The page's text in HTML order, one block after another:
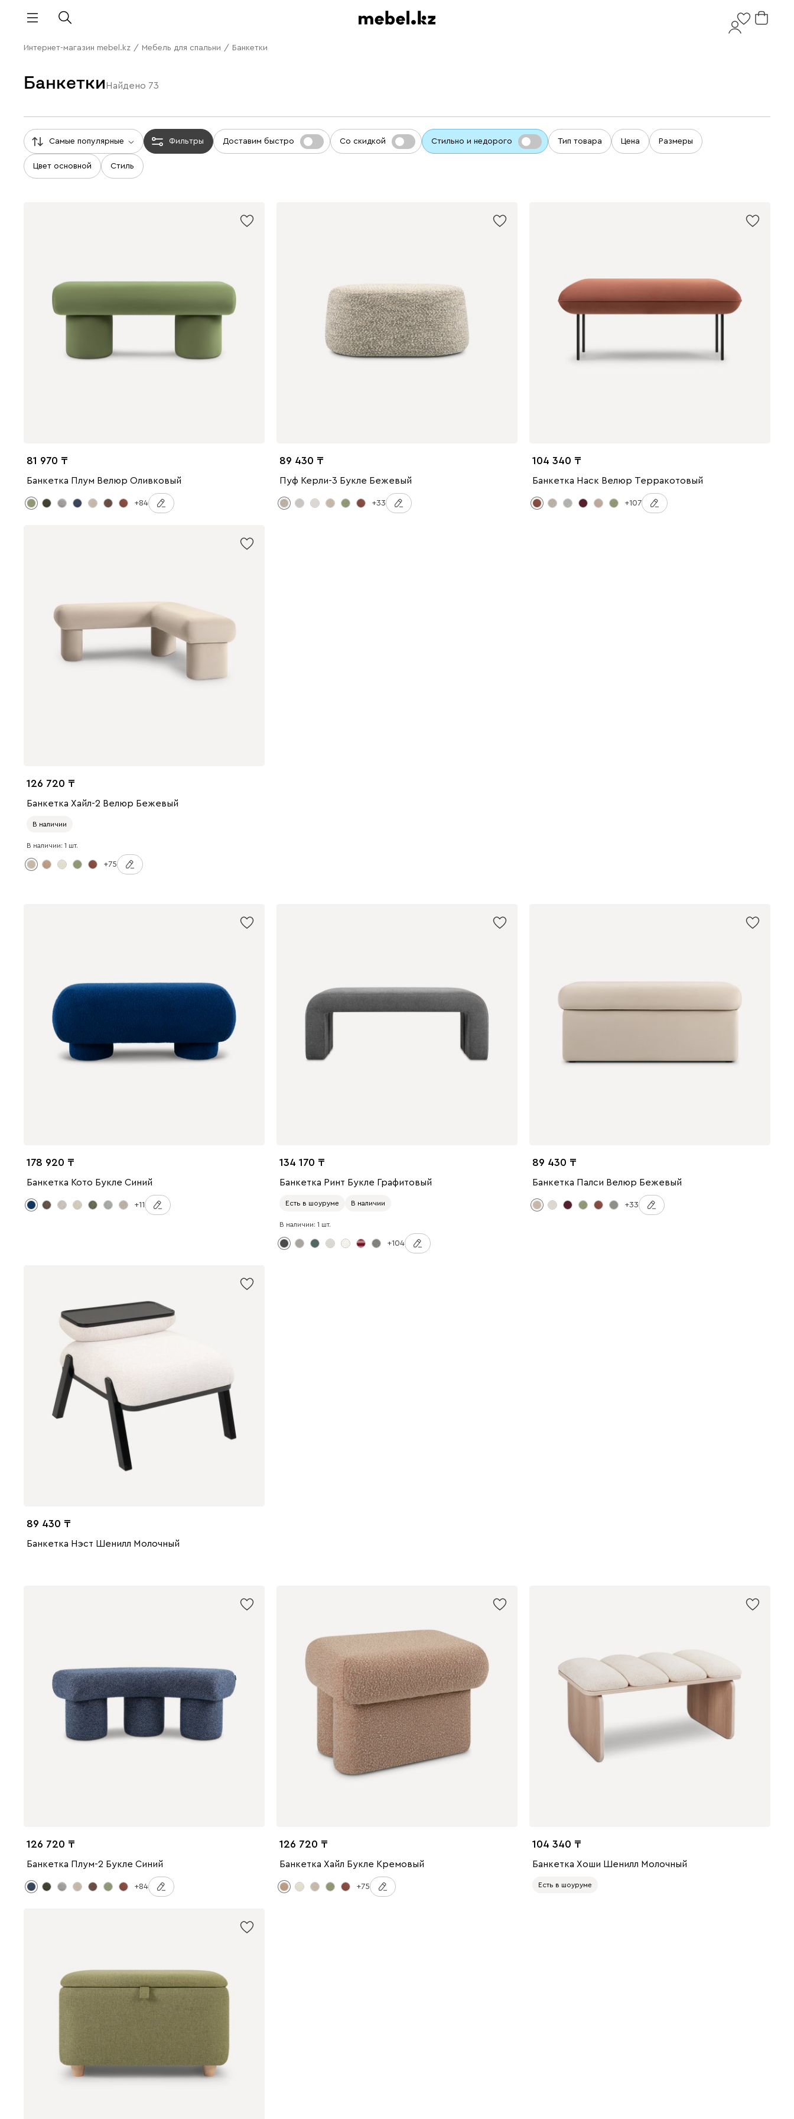
Интернет-магазин mebel.kz / Мебель для спальни / Банкетки
Банкетки Найдено 73
Самые популярные Фильтры Доставим быстро Со скидкой Стильно и недорого Тип товара Цена Размеры
Цвет основной Стиль
81 970
Банкетка Плум Велюр Оливковый
+84
89 430
Пуф Керли-3 Букле Бежевый
+33
104 340
Банкетка Наск Велюр Терракотовый
+107
126 720
Банкетка Хайл-2 Велюр Бежевый
В наличии
В наличии: 1 шт.
+75
178 920
Банкетка Кото Букле Синий
+11
134 170
Банкетка Ринт Букле Графитовый
Есть в шоуруме В наличии
В наличии: 1 шт.
+104
89 430
Банкетка Палси Велюр Бежевый
+33
89 430
Банкетка Нэст Шенилл Молочный
126 720
Банкетка Плум-2 Букле Синий
+84
126 720
Банкетка Хайл Букле Кремовый
+75
104 340
Банкетка Хоши Шенилл Молочный
Есть в шоуруме